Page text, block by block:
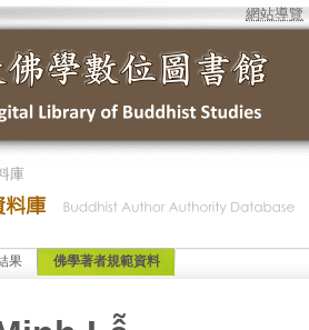
網站導覽
庫
果 佛學著者規範資料